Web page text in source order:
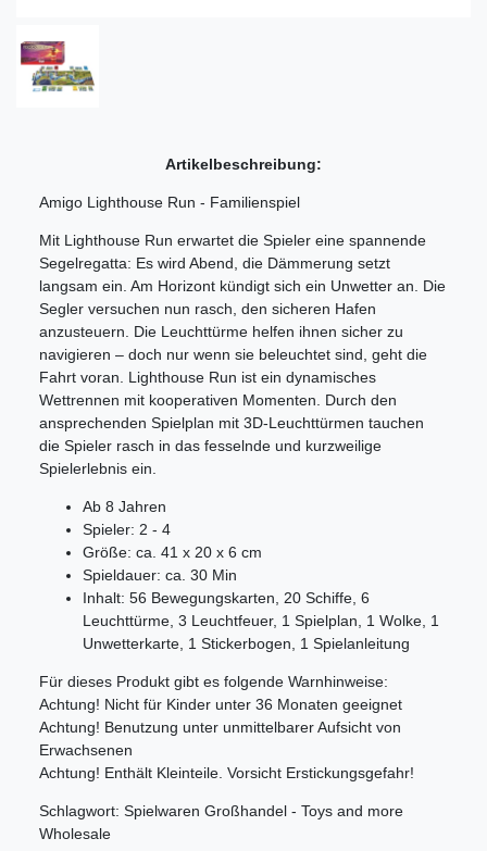
Artikelbeschreibung:
Amigo Lighthouse Run - Familienspiel
Mit Lighthouse Run erwartet die Spieler eine spannende
Segelregatta: Es wird Abend, die Dämmerung setzt
langsam ein. Am Horizont kündigt sich ein Unwetter an. Die
Segler versuchen nun rasch, den sicheren Hafen
anzusteuern. Die Leuchttürme helfen ihnen sicher zu
navigieren – doch nur wenn sie beleuchtet sind, geht die
Fahrt voran. Lighthouse Run ist ein dynamisches
Wettrennen mit kooperativen Momenten. Durch den
ansprechenden Spielplan mit 3D-Leuchttürmen tauchen
die Spieler rasch in das fesselnde und kurzweilige
Spielerlebnis ein.
Ab 8 Jahren
Spieler: 2 - 4
Größe: ca. 41 x 20 x 6 cm
Spieldauer: ca. 30 Min
Inhalt: 56 Bewegungskarten, 20 Schiffe, 6
Leuchttürme, 3 Leuchtfeuer, 1 Spielplan, 1 Wolke, 1
Unwetterkarte, 1 Stickerbogen, 1 Spielanleitung
Für dieses Produkt gibt es folgende Warnhinweise:
Achtung! Nicht für Kinder unter 36 Monaten geeignet
Achtung! Benutzung unter unmittelbarer Aufsicht von
Erwachsenen
Achtung! Enthält Kleinteile. Vorsicht Erstickungsgefahr!
Schlagwort: Spielwaren Großhandel - Toys and more
Wholesale